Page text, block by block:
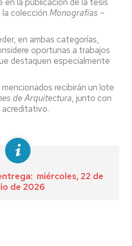
la colección Monografías –
en ambas categorías,
oportunas a trabajos
destaquen especialmente
recibirán un lote
de Arquitectura, junto con
miércoles, 22 de
de 2026